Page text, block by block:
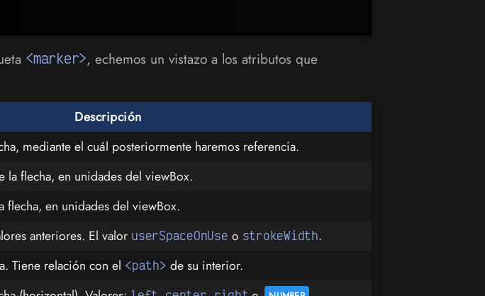
<marker>, echemos un vistazo a los atributos que
Descripción
mediante el cuál posteriormente haremos referencia.
la flecha, en unidades del viewBox.
flecha, en unidades del viewBox.
anteriores. El valor userSpaceOnUse o strokeWidth.
Tiene relación con el <path> de su interior.